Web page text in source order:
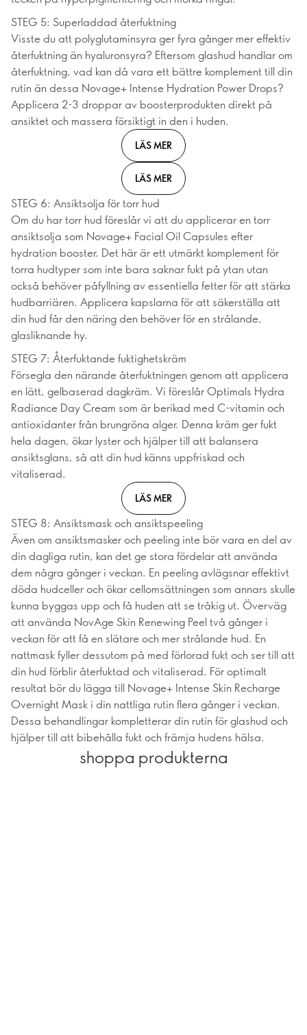
STEG 5: Superladdad återfuktning
Visste du att polyglutaminsyra ger fyra gånger mer effektiv
återfuktning än hyaluronsyra? Eftersom glashud handlar om
återfuktning, vad kan då vara ett bättre komplement till din
rutin än dessa Novage+ Intense Hydration Power Drops?
Applicera 2-3 droppar av boosterprodukten direkt på
ansiktet och massera försiktigt in den i huden.
LÄS MER
LÄS MER
STEG 6: Ansiktsolja för torr hud
Om du har torr hud föreslår vi att du applicerar en torr
ansiktsolja som Novage+ Facial Oil Capsules efter
hydration booster. Det här är ett utmärkt komplement för
torra hudtyper som inte bara saknar fukt på ytan utan
också behöver påfyllning av essentiella fetter för att stärka
hudbarriären. Applicera kapslarna för att säkerställa att
din hud får den näring den behöver för en strålande,
glasliknande hy.
STEG 7: Återfuktande fuktighetskräm
Försegla den närande återfuktningen genom att applicera
en lätt, gelbaserad dagkräm. Vi föreslår Optimals Hydra
Radiance Day Cream som är berikad med C-vitamin och
antioxidanter från brungröna alger. Denna kräm ger fukt
hela dagen, ökar lyster och hjälper till att balansera
ansiktsglans, så att din hud känns uppfriskad och
vitaliserad.
LÄS MER
STEG 8: Ansiktsmask och ansiktspeeling
Även om ansiktsmasker och peeling inte bör vara en del av
din dagliga rutin, kan det ge stora fördelar att använda
dem några gånger i veckan. En peeling avlägsnar effektivt
döda hudceller och ökar cellomsättningen som annars skulle
kunna byggas upp och få huden att se tråkig ut. Överväg
att använda NovAge Skin Renewing Peel två gånger i
veckan för att få en slätare och mer strålande hud. En
nattmask fyller dessutom på med förlorad fukt och ser till att
din hud förblir återfuktad och vitaliserad. För optimalt
resultat bör du lägga till Novage+ Intense Skin Recharge
Overnight Mask i din nattliga rutin flera gånger i veckan.
Dessa behandlingar kompletterar din rutin för glashud och
hjälper till att bibehålla fukt och främja hudens hälsa.
shoppa produkterna